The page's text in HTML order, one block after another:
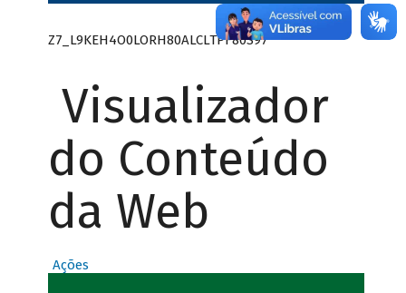
Z7_L9KEH4O0LORH80ALCLTPF80S97
Visualizador
do Conteúdo
da Web
Ações